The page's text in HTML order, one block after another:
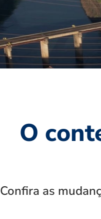
O
Confira as